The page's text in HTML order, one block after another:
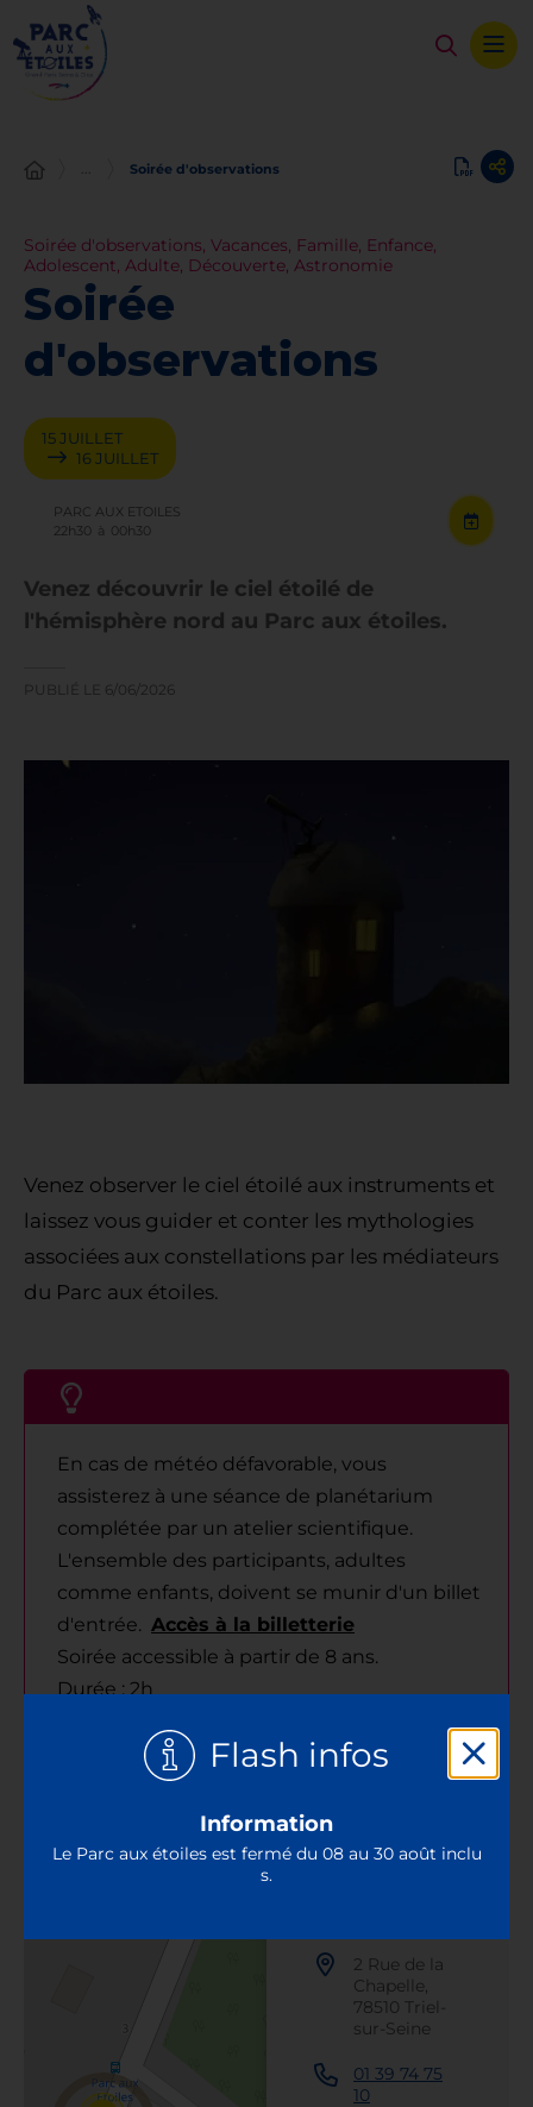
Panneau de gestion des cookies
Flash infos
Information
Le Parc aux étoiles est fermé du 08 au 30 août inclu
s.
... Soirée d'observations
Soirée d'observations, Vacances, Famille, Enfance,
Adolescent, Adulte, Découverte, Astronomie
Soirée
d'observations
15JUILLET
16JUILLET
PARC AUX ETOILES
22h30 à 00h30
Venez découvrir le ciel étoilé de
l'hémisphère nord au Parc aux étoiles.
PUBLIÉ LE 6/06/2026
Venez observer le ciel étoilé aux instruments et
laissez vous guider et conter les mythologies
associées aux constellations par les médiateurs
du Parc aux étoiles.
En cas de météo défavorable, vous
assisterez à une séance de planétarium
complétée par un atelier scientifique.
L'ensemble des participants, adultes
comme enfants, doivent se munir d'un billet
d'entrée. Accès à la billetterie
Soirée accessible à partir de 8 ans.
Durée : 2h
2 Rue de la
Chapelle,
78510 Triel-
sur-Seine
01 39 74 75
10